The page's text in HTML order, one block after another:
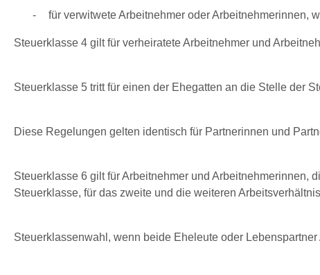
für verwitwete Arbeitnehmer oder Arbeitnehmerinnen,
Steuerklasse 4 gilt für verheiratete Arbeitnehmer und
Steuerklasse 5 tritt für einen der Ehegatten an die Stelle der
Diese Regelungen gelten identisch für Partnerinnen und
Steuerklasse 6 gilt für Arbeitnehmer und Arbeitnehmerinnen,
Steuerklasse, für das zweite und die weiteren
Steuerklassenwahl, wenn beide Eheleute oder